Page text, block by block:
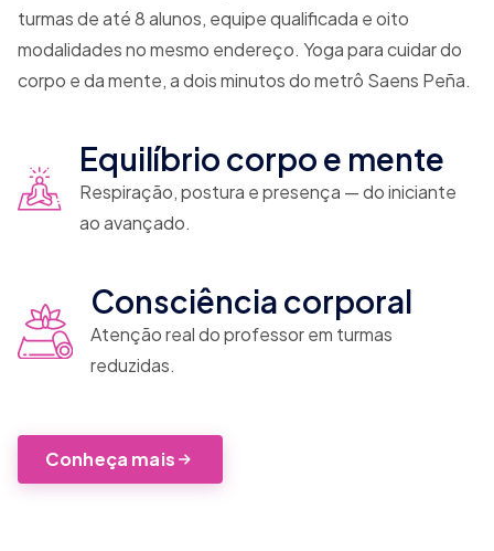
turmas de até 8 alunos, equipe qualificada e oito
modalidades no mesmo endereço. Yoga para cuidar do
corpo e da mente, a dois minutos do metrô Saens Peña.
Equilíbrio corpo e mente
Respiração, postura e presença — do iniciante
ao avançado.
Consciência corporal
Atenção real do professor em turmas
reduzidas.
Conheça mais